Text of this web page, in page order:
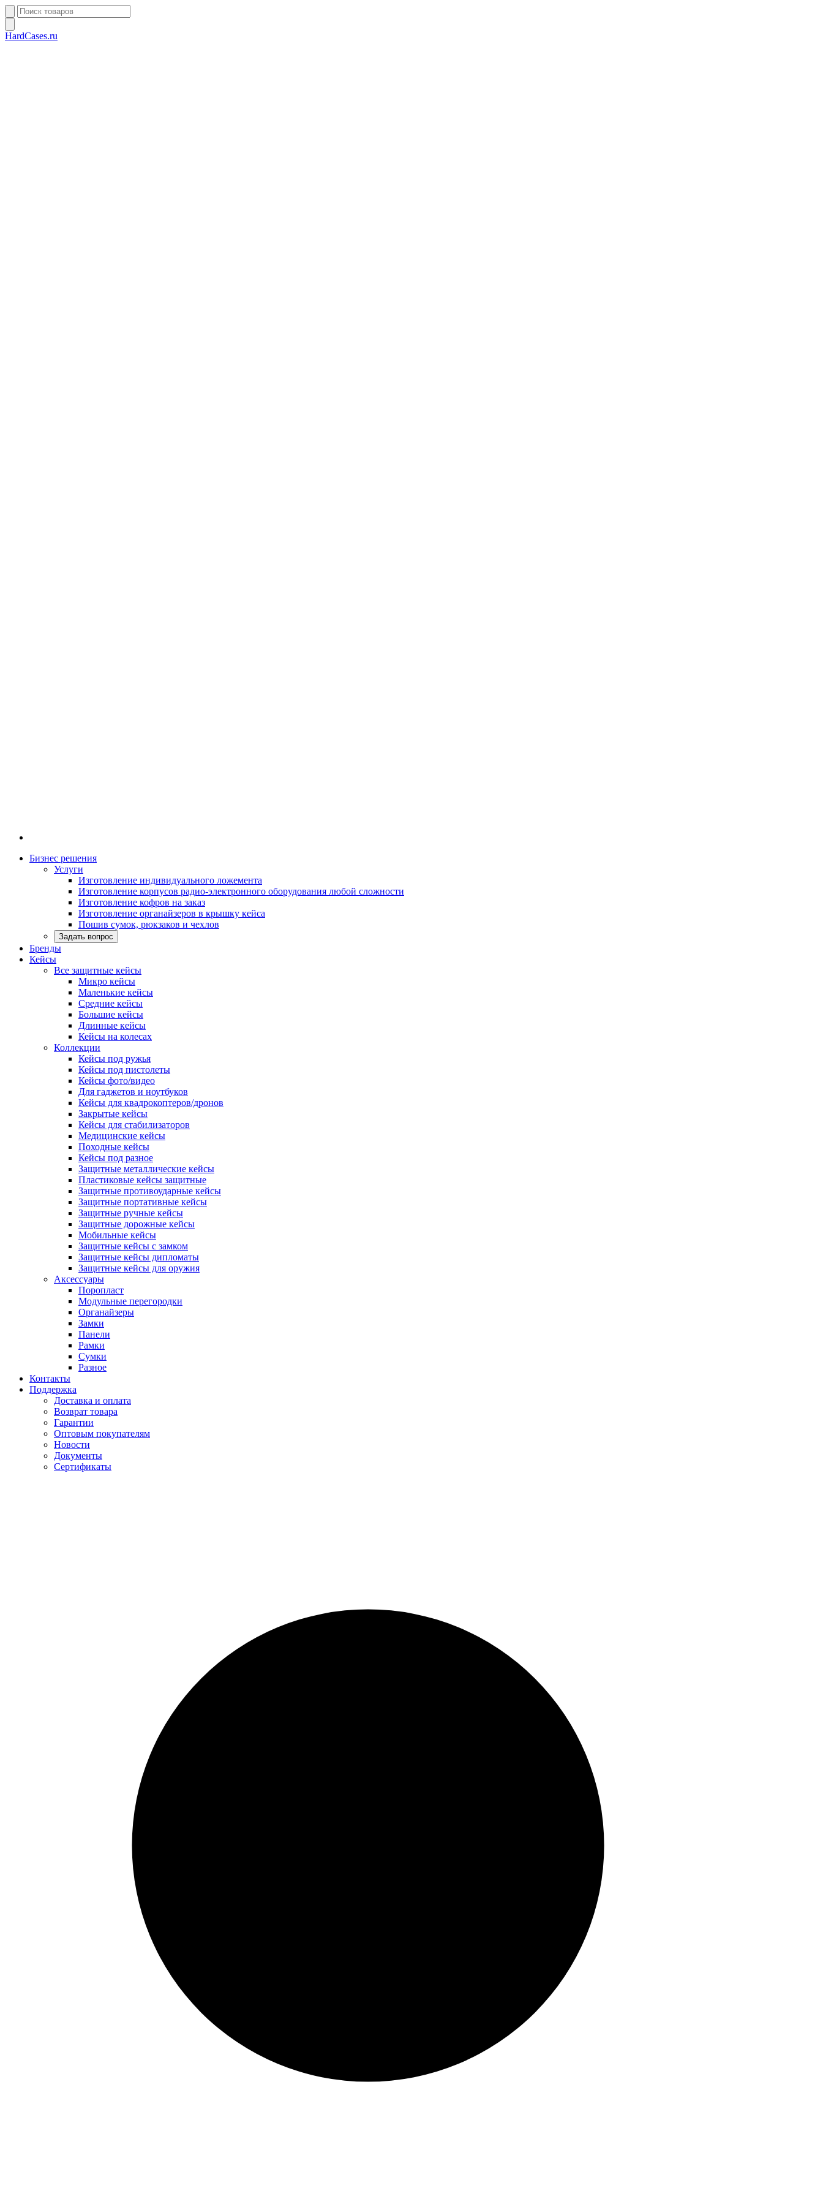
HardCases.ru
Бизнес решения
Услуги
Изготовление индивидуального ложемента
Изготовление корпусов радио-электронного оборудования любой сложности
Изготовление кофров на заказ
Изготовление органайзеров в крышку кейса
Пошив сумок, рюкзаков и чехлов
Задать вопрос
Бренды
Кейсы
Все защитные кейсы
Микро кейсы
Маленькие кейсы
Средние кейсы
Большие кейсы
Длинные кейсы
Кейсы на колесах
Коллекции
Кейсы под ружья
Кейсы под пистолеты
Кейсы фото/видео
Для гаджетов и ноутбуков
Кейсы для квадрокоптеров/дронов
Закрытые кейсы
Кейсы для стабилизаторов
Медицинские кейсы
Походные кейсы
Кейсы под разное
Защитные металлические кейсы
Пластиковые кейсы защитные
Защитные противоударные кейсы
Защитные портативные кейсы
Защитные ручные кейсы
Защитные дорожные кейсы
Мобильные кейсы
Защитные кейсы с замком
Защитные кейсы дипломаты
Защитные кейсы для оружия
Аксессуары
Поропласт
Модульные перегородки
Органайзеры
Замки
Панели
Рамки
Сумки
Разное
Контакты
Поддержка
Доставка и оплата
Возврат товара
Гарантии
Оптовым покупателям
Новости
Документы
Сертификаты